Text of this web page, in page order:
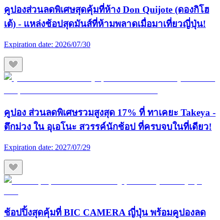
คูปองส่วนลดพิเศษสุดคุ้มที่ห้าง Don Quijote (ดองกิโฮ
เต้) - แหล่งช้อปสุดมันส์ที่ห้ามพลาดเมื่อมาเที่ยวญี่ปุ่น!
Expiration date: 2026/07/30
คูปอง ส่วนลดพิเศษรวมสูงสุด 17% ที่ ทาเคยะ Takeya -
ตึกม่วง ใน อุเอโนะ สวรรค์นักช้อป ที่ครบจบในที่เดียว!
Expiration date: 2027/07/29
ช้อปปิ้งสุดคุ้มที่ BIC CAMERA ญี่ปุ่น พร้อมคูปองลด